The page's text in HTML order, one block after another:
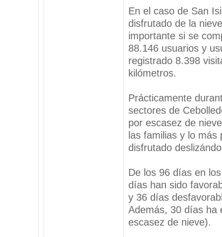
En el caso de San
disfrutado de la
importante si se
88.146 usuarios y
registrado 8.398
kilómetros.
Prácticamente
sectores de
por escasez de
las familias y lo
disfrutado
De los 96 días en
días han sido
y 36 días
Además, 30 días ha
escasez de nieve).